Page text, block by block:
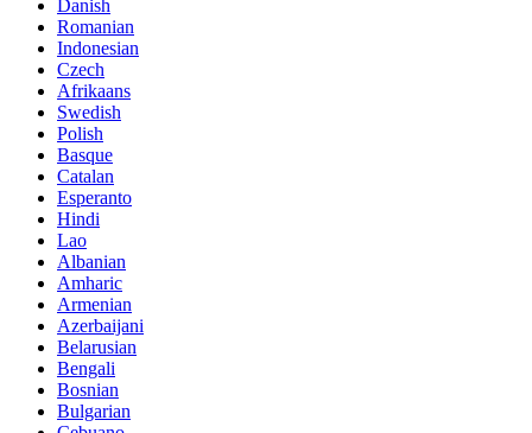
Danish
Romanian
Indonesian
Czech
Afrikaans
Swedish
Polish
Basque
Catalan
Esperanto
Hindi
Lao
Albanian
Amharic
Armenian
Azerbaijani
Belarusian
Bengali
Bosnian
Bulgarian